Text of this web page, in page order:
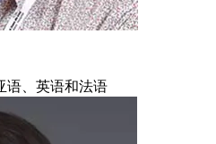
语、英语和法语